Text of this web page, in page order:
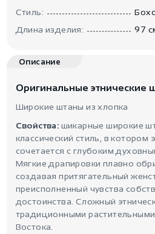
Стиль:
Длина изделия:
97
Описание
Оригинальные этнические
Широкие штаны из хлопка
Свойства: шикарные широкие
классический стиль, в котором
сочетается с глубоким
Мягкие драпировки плавно
создавая притягательный
преисполненный чувства
достоинства. Сложный
традиционными
Востока.